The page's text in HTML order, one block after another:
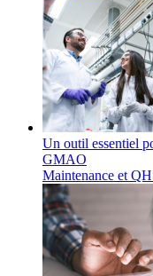
Un outil essentiel
GMAO
Maintenance et